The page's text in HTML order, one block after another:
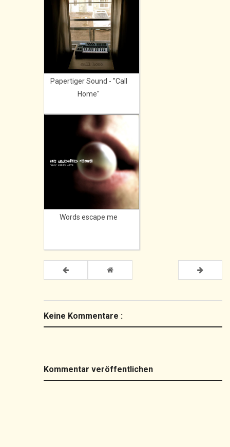
Papertiger Sound - "Call
Home"
Words escape me
Keine Kommentare :
Kommentar veröffentlichen